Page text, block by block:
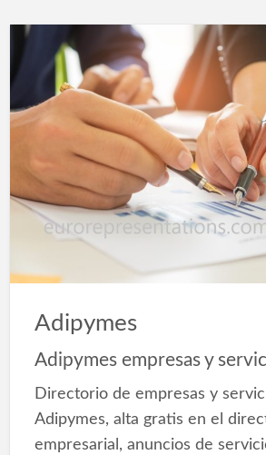
Adipymes
Adipymes empresas y
Directorio de empresas y
Adipymes, alta gratis en el
empresarial, anuncios de